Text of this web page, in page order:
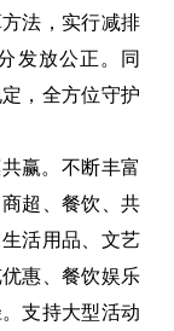
法，实行减排
发放公正。同
，全方位守护
赢。不断丰富
超、餐饮、共
活用品、文艺
惠、餐饮娱乐
支持大型活动